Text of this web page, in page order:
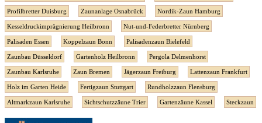
Profilbretter Duisburg Zaunanlage Osnabrück Nordik-Zaun Hamburg
Kesseldruckimprägnierung Heilbronn Nut-und-Federbretter Nürnberg
Palisaden Essen Koppelzaun Bonn Palisadenzaun Bielefeld
Zaunbau Düsseldorf Gartenholz Heilbronn Pergola Delmenhorst
Zaunbau Karlsruhe Zaun Bremen Jägerzaun Freiburg Lattenzaun Frankfurt
Holz im Garten Heide Fertigzaun Stuttgart Rundholzzaun Flensburg
Altmarkzaun Karlsruhe Sichtschutzzäune Trier Gartenzäune Kassel Steckzaun